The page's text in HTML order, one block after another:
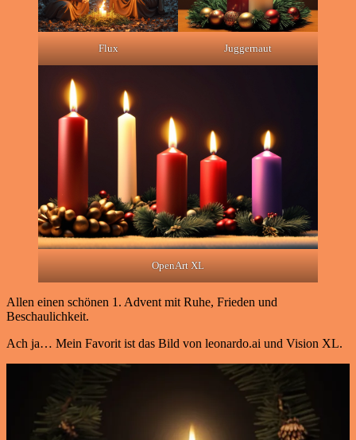
Flux Juggernaut
OpenArt XL
Allen einen schönen 1. Advent mit Ruhe, Frieden und
Beschaulichkeit.
Ach ja… Mein Favorit ist das Bild von leonardo.ai und Vision XL.